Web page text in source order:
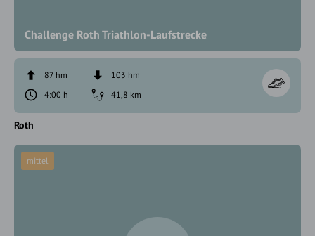
Challenge Roth Triathlon-Laufstrecke
87 hm
103 hm
4:00 h
41,8 km
Roth
mittel